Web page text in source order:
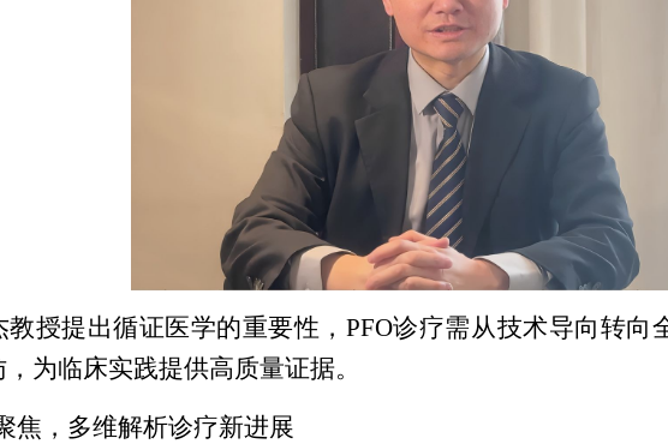
教授提出循证医学的重要性，PFO诊疗需从技术导向转向
为临床实践提供高质量证据。
焦，多维解析诊疗新进展